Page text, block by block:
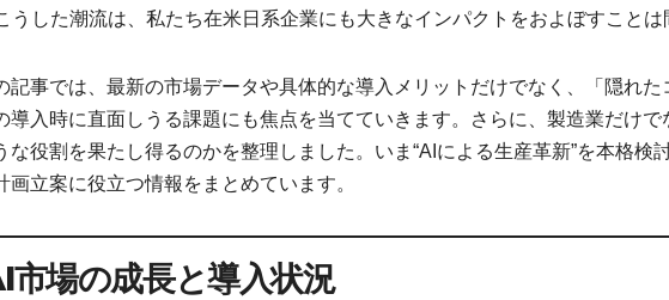
うした潮流は、私たち在米日系企業にも大きなインパクトをおよぼすことは
記事では、最新の市場データや具体的な導入メリットだけでなく、「隠れた
導入時に直面しうる課題にも焦点を当てていきます。さらに、製造業だけで
な役割を果たし得るのかを整理しました。いま“AIによる生産革新”を本格検
画立案に役立つ情報をまとめています。
市場の成長と導入状況